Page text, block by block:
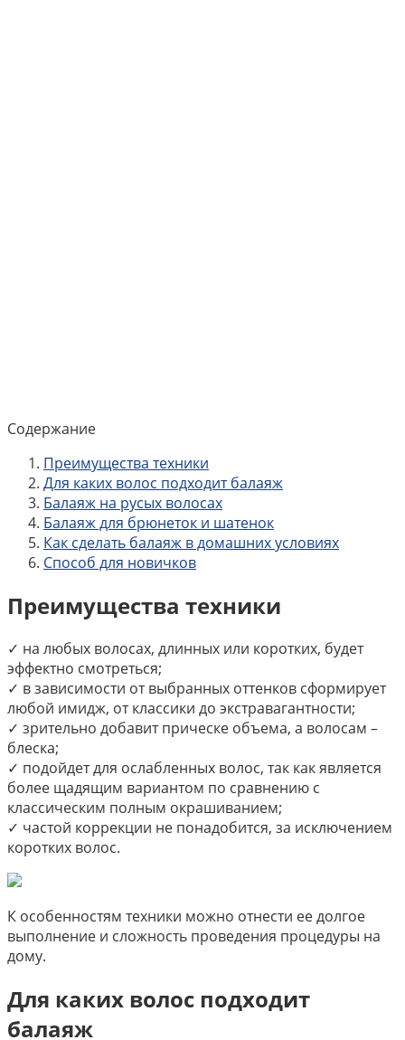
Содержание
Преимущества техники
Для каких волос подходит балаяж
Балаяж на русых волосах
Балаяж для брюнеток и шатенок
Как сделать балаяж в домашних условиях
Способ для новичков
Преимущества техники
✓ на любых волосах, длинных или коротких, будет
эффектно смотреться;
✓ в зависимости от выбранных оттенков сформирует
любой имидж, от классики до экстравагантности;
✓ зрительно добавит прическе объема, а волосам –
блеска;
✓ подойдет для ослабленных волос, так как является
более щадящим вариантом по сравнению с
классическим полным окрашиванием;
✓ частой коррекции не понадобится, за исключением
коротких волос.
К особенностям техники можно отнести ее долгое
выполнение и сложность проведения процедуры на
дому.
Для каких волос подходит
балаяж